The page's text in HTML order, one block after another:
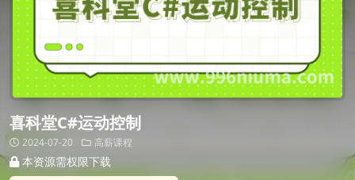
喜科堂C#运动控制
2024-07-20 高薪课程
本资源需权限下载